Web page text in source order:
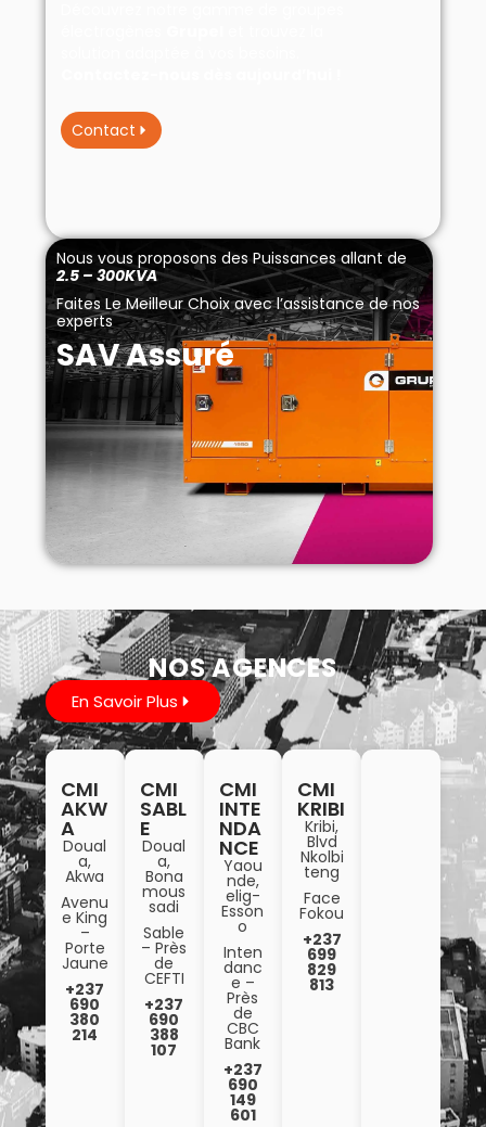
Contact
Nous vous proposons des Puissances allant de
2.5 – 300KVA
Faites Le Meilleur Choix avec l’assistance de nos
experts
SAV Assuré
NOS AGENCES
En Savoir Plus
CMI
AKW
A
Doual
a,
Akwa
Avenu
e King
–
Porte
Jaune
+237
690
380
214
CMI
SABL
E
Doual
a,
Bona
mous
sadi
Sable
– Près
de
CEFTI
+237
690
388
107
CMI
INTE
NDA
NCE
Yaou
nde,
elig-
Esson
o
Inten
danc
e –
Près
de
CBC
Bank
+237
690
149
601
CMI
KRIBI
Kribi,
Blvd
Nkolbi
teng
Face
Fokou
+237
699
829
813